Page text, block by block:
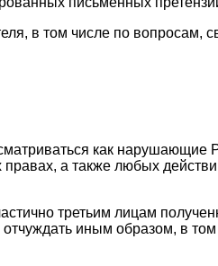
в том числе по
как
а также любых
третьим лицам
иным образом, в